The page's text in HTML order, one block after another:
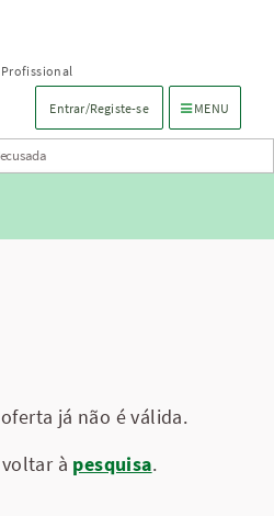
Entrar/Registe-se Menu de
MENU
já não é válida.
à pesquisa.